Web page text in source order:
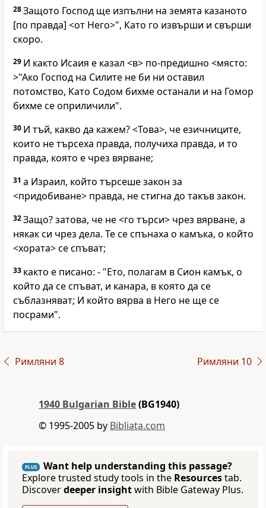
28Защото Господ ще изпълни на земята казаното
[по правда] <от Него>", Като го извърши и свърши
скоро.
29 И както Исаия е казал <в> по-предишно <място:
>"Ако Господ на Силите не би ни оставил
потомство, Като Содом бихме останали и на Гомор
бихме се оприличили".
30 И тъй, какво да кажем? <Това>, че езичниците,
които не търсеха правда, получиха правда, и то
правда, която е чрез вярване;
31 а Израил, който търсеше закон за
<придобиване> правда, не стигна до такъв закон.
32Защо? затова, че не <го търси> чрез вярване, а
някак си чрез дела. Те се спънаха о камъка, о който
<хората> се спъват;
33 както е писано: - "Ето, полагам в Сион камък, о
който да се спъват, и канара, в която да се
съблазняват; И който вярва в Него не ще се
посрами".
Римляни 8 Римляни 10
1940 Bulgarian Bible(BG1940)
© 1995-2005 by Bibliata.com
PLUS
Want help understanding this passage?
Explore trusted study tools in the Resourcestab.
Discoverdeeper insightwith Bible Gateway Plus.